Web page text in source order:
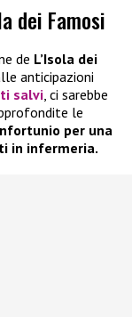
dei Famosi
de L’Isola dei
anticipazioni
salvi, ci sarebbe
le
per una
in infermeria.